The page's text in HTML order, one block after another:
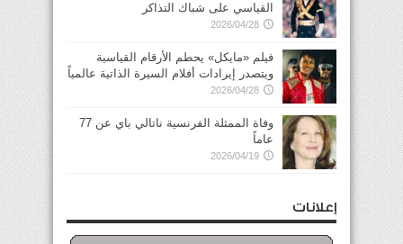
القياسي على شباك التذاكر
2026/04/28
فيلم «مايكل» يحطم الأرقام القياسية
ويتصدر إيرادات أفلام السيرة الذاتية عالمياً
2026/04/28
وفاة الممثلة الفرنسية ناتالي باي عن 77
عاماً
2026/04/19
إعلانات